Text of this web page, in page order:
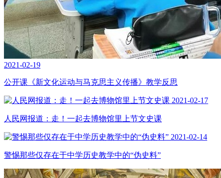
2021-02-19
公开课《新文化运动与马克思主义传播》教学反思
2021-02-17
人民网报道：走！一起去博物馆里上节文史课
2021-02-14
警惕那些仅存在于中学历史教学中的“伪史料”